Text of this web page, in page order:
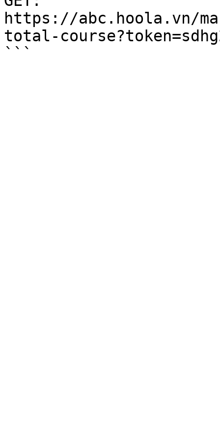
https://abc.hoola.vn/
total-